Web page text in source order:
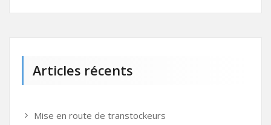
Articles récents
Mise en route de transtockeurs